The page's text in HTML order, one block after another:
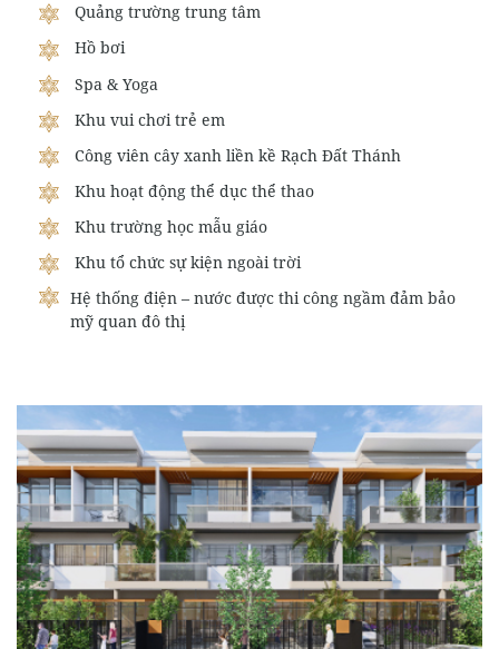
Quảng trường trung tâm
Hồ bơi
Spa & Yoga
Khu vui chơi trẻ em
Công viên cây xanh liền kề Rạch Đất Thánh
Khu hoạt động thể dục thể thao
Khu trường học mẫu giáo
Khu tổ chức sự kiện ngoài trời
Hệ thống điện – nước được thi công ngầm đảm bảo
mỹ quan đô thị